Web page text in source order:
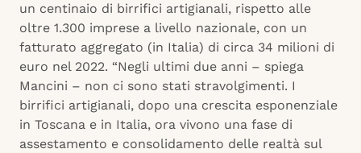
un centinaio di birrifici artigianali, rispetto alle
oltre 1.300 imprese a livello nazionale, con un
fatturato aggregato (in Italia) di circa 34 milioni di
euro nel 2022. “Negli ultimi due anni – spiega
Mancini – non ci sono stati stravolgimenti. I
birrifici artigianali, dopo una crescita esponenziale
in Toscana e in Italia, ora vivono una fase di
assestamento e consolidamento delle realtà sul